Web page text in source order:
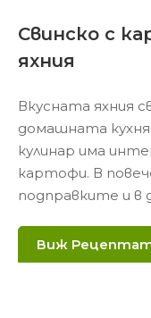
Свинско с
яхния
Вкусната яхния
домашната
кулинар има
картофи. В
подправките и в
Виж